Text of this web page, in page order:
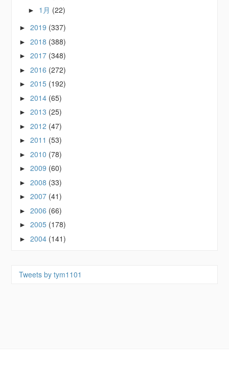
► 1月 (22)
►2019 (337)
►2018 (388)
►2017 (348)
►2016 (272)
►2015 (192)
►2014 (65)
►2013 (25)
►2012 (47)
►2011 (53)
►2010 (78)
►2009 (60)
►2008 (33)
►2007 (41)
►2006 (66)
►2005 (178)
►2004 (141)
Tweets by tym1101